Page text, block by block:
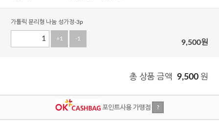
가톨릭 분리형 나눔 성가정-3p
+1 -1 9,500원
총 상품 금액 9,500 원
포인트사용 가맹점 ?